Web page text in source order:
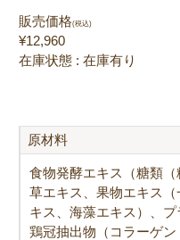
販売価格(税込)
¥12,960
在庫状態 : 在庫有り
原材料
食物発酵エキス（糖類
草エキス、果物エキス
キス、海藻エキス）、プ
鶏冠抽出物（コラーゲ